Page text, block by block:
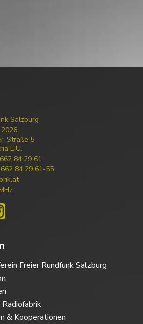
Salzburg
Straße 5
E.U.
84 29 61
84 29 61-55
Freier Rundfunk Salzburg
& Kooperationen